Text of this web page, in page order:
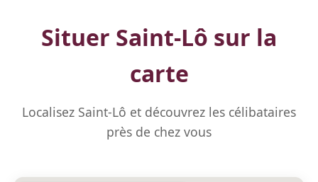
Situer Saint-Lô sur la
carte
Localisez Saint-Lô et découvrez les célibataires
près de chez vous